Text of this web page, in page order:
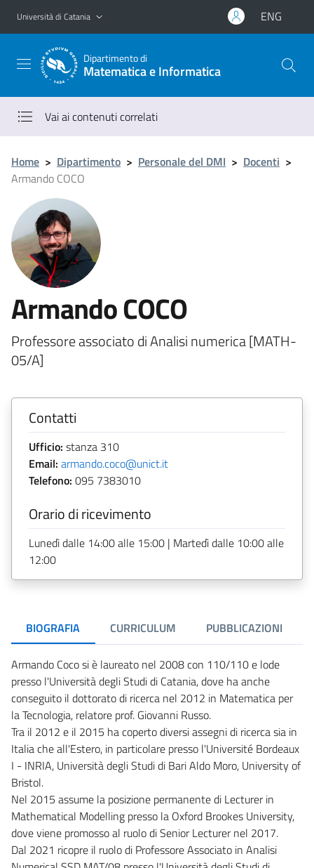
Vai al contenuto principale
Vai al menu di navigazione
Università di Catania ENG
Dipartimento di
Matematica e Informatica
Vai ai contenuti correlati
Home > Dipartimento > Personale del DMI > Docenti >
Armando COCO
Armando COCO
Professore associato di Analisi numerica [MATH-
05/A]
Contatti
Ufficio: stanza 310
Email: armando.coco@unict.it
Telefono: 095 7383010
Orario di ricevimento
Lunedì dalle 14:00 alle 15:00 | Martedì dalle 10:00 alle
12:00
BIOGRAFIA CURRICULUM PUBBLICAZIONI
Armando Coco si è laureato nel 2008 con 110/110 e lode
presso l'Università degli Studi di Catania, dove ha anche
conseguito il dottorato di ricerca nel 2012 in Matematica per
la Tecnologia, relatore prof. Giovanni Russo.
Tra il 2012 e il 2015 ha coperto diversi assegni di ricerca sia in
Italia che all'Estero, in particolare presso l'Université Bordeaux
I - INRIA, Università degli Studi di Bari Aldo Moro, University of
Bristol.
Nel 2015 assume la posizione permanente di Lecturer in
Mathematical Modelling presso la Oxford Brookes University,
dove viene promosso al ruolo di Senior Lecturer nel 2017.
Dal 2021 ricopre il ruolo di Professore Associato in Analisi